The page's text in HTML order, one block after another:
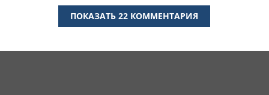
ПОКАЗАТЬ 22 КОММЕНТАРИЯ